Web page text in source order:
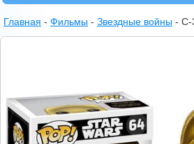
Главная - Фильмы - Звездные войны - C-